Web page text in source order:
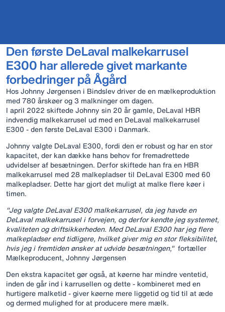
Den første DeLaval malkekarrusel
E300 har allerede givet markante
forbedringer på Ågård
Hos Johnny Jørgensen i Bindslev driver de en mælkeproduktion
med 780 årskøer og 3 malkninger om dagen.
I april 2022 skiftede Johnny sin 20 år gamle, DeLaval HBR
indvendig malkekarrusel ud med en DeLaval malkekarrusel
E300 - den første DeLaval E300 i Danmark.
Johnny valgte DeLaval E300, fordi den er robust og har en stor
kapacitet, der kan dække hans behov for fremadrettede
udvidelser af besætningen. Derfor skiftede han fra en HBR
malkekarrusel med 28 malkepladser til DeLaval E300 med 60
malkepladser. Dette har gjort det muligt at malke flere køer i
timen.
"Jeg valgte DeLaval E300 malkekarrusel, da jeg havde en
DeLaval malkekarrusel i forvejen, og derfor kendte jeg systemet,
kvaliteten og driftsikkerheden. Med DeLaval E300 har jeg flere
malkepladser end tidligere, hvilket giver mig en stor fleksibilitet,
hvis jeg i fremtiden ønsker at udvide besætningen,"fortæller
Mælkeproducent, Johnny Jørgensen
Den ekstra kapacitet gør også, at køerne har mindre ventetid,
inden de går ind i karrusellen og dette - kombineret med en
hurtigere malketid - giver køerne mere liggetid og tid til at æde
og dermed mulighed for at producere mere mælk.